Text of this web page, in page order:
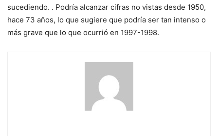
sucediendo. . Podría alcanzar cifras no vistas desde 1950,
hace 73 años, lo que sugiere que podría ser tan intenso o
más grave que lo que ocurrió en 1997-1998.